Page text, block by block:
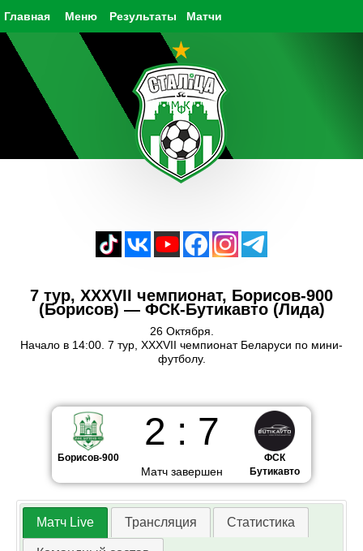
Главная Результаты Матчи
Меню
7 тур, XXXVII чемпионат, Борисов-900
(Борисов) — ФСК-Бутикавто (Лида)
26 Октября.
Начало в 14:00. 7 тур, XXXVII чемпионат Беларуси по мини-
футболу.
Борисов-900
2 : 7
Матч завершен
ФСК
Бутикавто
Матч Live Трансляция Статистика